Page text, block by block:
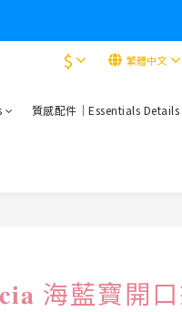
$ 繁體中文
質感配件｜Essentials Details
海藍寶開